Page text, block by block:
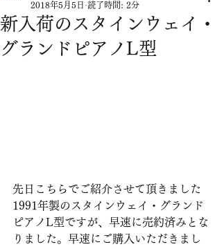
新入荷のスタインウェイ・
グランドピアノL型
2018年5月5日 読了時間: 2分
先日こちらでご紹介させて頂きました
1991年製のスタインウェイ・グランド
ピアノL型ですが、早速に売約済みとな
りました。早速にご購入いただきまし